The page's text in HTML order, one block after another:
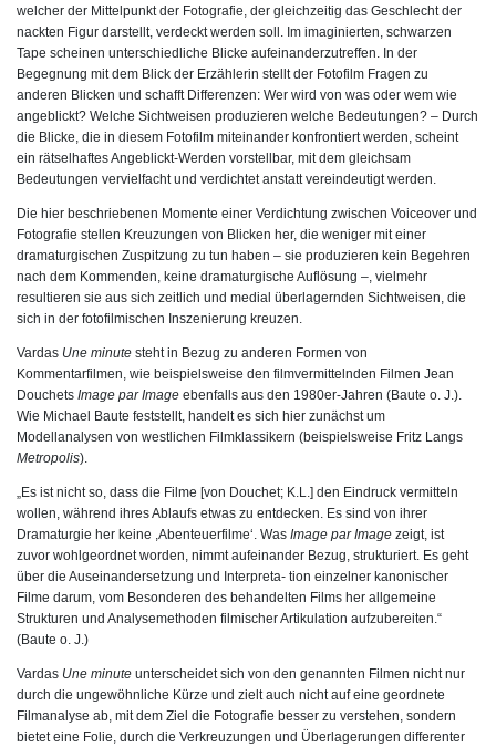
welcher der Mittelpunkt der Fotografie, der gleichzeitig das Geschlecht der
nackten Figur darstellt, verdeckt werden soll. Im imaginierten, schwarzen
Tape scheinen unterschiedliche Blicke aufeinanderzutreffen. In der
Begegnung mit dem Blick der Erzählerin stellt der Fotofilm Fragen zu
anderen Blicken und schafft Differenzen: Wer wird von was oder wem wie
angeblickt? Welche Sichtweisen produzieren welche Bedeutungen? – Durch
die Blicke, die in diesem Fotofilm miteinander konfrontiert werden, scheint
ein rätselhaftes Angeblickt-Werden vorstellbar, mit dem gleichsam
Bedeutungen vervielfacht und verdichtet anstatt vereindeutigt werden.
Die hier beschriebenen Momente einer Verdichtung zwischen Voiceover und
Fotografie stellen Kreuzungen von Blicken her, die weniger mit einer
dramaturgischen Zuspitzung zu tun haben – sie produzieren kein Begehren
nach dem Kommenden, keine dramaturgische Auflösung –, vielmehr
resultieren sie aus sich zeitlich und medial überlagernden Sichtweisen, die
sich in der fotofilmischen Inszenierung kreuzen.
Vardas Une minute steht in Bezug zu anderen Formen von
Kommentarfilmen, wie beispielsweise den filmvermittelnden Filmen Jean
Douchets Image par Image ebenfalls aus den 1980er-Jahren (Baute o. J.).
Wie Michael Baute feststellt, handelt es sich hier zunächst um
Modellanalysen von westlichen Filmklassikern (beispielsweise Fritz Langs
Metropolis).
„Es ist nicht so, dass die Filme [von Douchet; K.L.] den Eindruck vermitteln
wollen, während ihres Ablaufs etwas zu entdecken. Es sind von ihrer
Dramaturgie her keine ,Abenteuerfilme‘. Was Image par Image zeigt, ist
zuvor wohlgeordnet worden, nimmt aufeinander Bezug, strukturiert. Es geht
über die Auseinandersetzung und Interpreta- tion einzelner kanonischer
Filme darum, vom Besonderen des behandelten Films her allgemeine
Strukturen und Analysemethoden filmischer Artikulation aufzubereiten.“
(Baute o. J.)
Vardas Une minute unterscheidet sich von den genannten Filmen nicht nur
durch die ungewöhnliche Kürze und zielt auch nicht auf eine geordnete
Filmanalyse ab, mit dem Ziel die Fotografie besser zu verstehen, sondern
bietet eine Folie, durch die Verkreuzungen und Überlagerungen differenter